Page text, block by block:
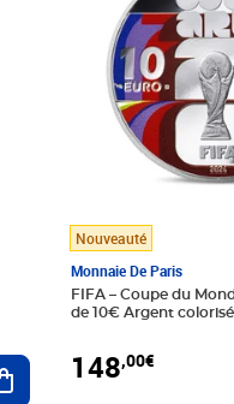
Ajouter au panier
Nouveauté
Monnaie De Paris
FIFA – Coupe du
de 10€ Argent
148,00€